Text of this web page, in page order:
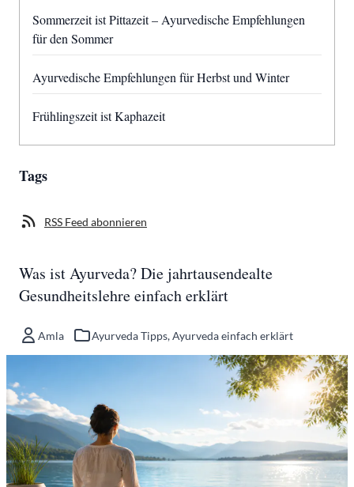
Sommerzeit ist Pittazeit – Ayurvedische Empfehlungen
für den Sommer
Ayurvedische Empfehlungen für Herbst und Winter
Frühlingszeit ist Kaphazeit
Tags
RSS Feed abonnieren
Was ist Ayurveda? Die jahrtausendealte
Gesundheitslehre einfach erklärt
Amla Ayurveda Tipps,Ayurveda einfach erklärt